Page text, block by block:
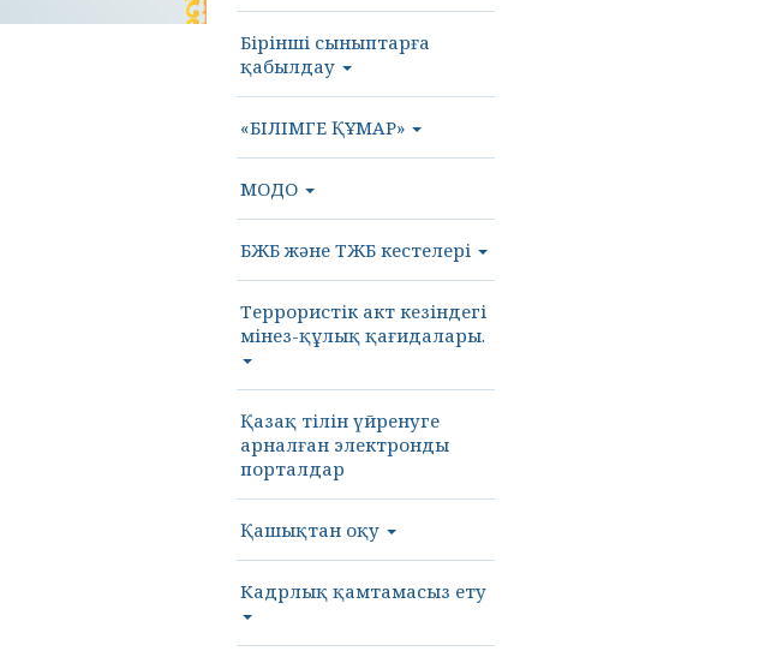
Бірінші сыныптарға
қабылдау
«БІЛІМГЕ ҚҰМАР»
МОДО
БЖБ және ТЖБ кестелері
Террористік акт кезіндегі
мінез-құлық қағидалары.
Қазақ тілін үйренуге
арналған электронды
порталдар
Қашықтан оқу
Кадрлық қамтамасыз ету